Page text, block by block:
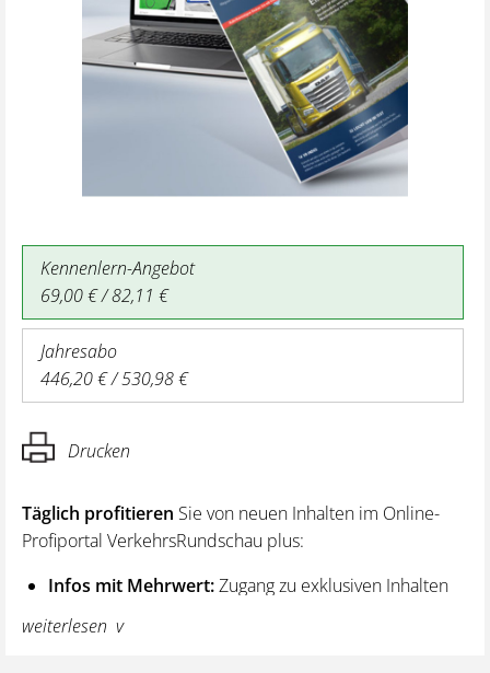
Kennenlern-Angebot
69,00 € / 82,11 €
Jahresabo
446,20 € / 530,98 €
Drucken
Täglich profitieren Sie von neuen Inhalten im Online-
Profiportal VerkehrsRundschau plus:
Infos mit Mehrwert:Zugang zu exklusiven Inhalten
und Hintergrundwissen – von aktuellen Regelungen
wie z. B. bei den Lenk- und Ruhezeiten,
weiterlesen